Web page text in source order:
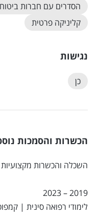
הסדרים עם חברות ביטוח
קליניקה פרטית
נגישות
כן
הכשרות והסמכות
השכלה והכשרות מקצועיות
2019 – 2023
לימודי רפואה סינית |